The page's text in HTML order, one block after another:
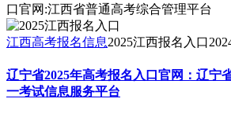
口官网:江西省普通高考综合管理平台
江西高考报名信息2025江西报名入口
辽宁省2025年高考报名入口官网：辽宁
一考试信息服务平台